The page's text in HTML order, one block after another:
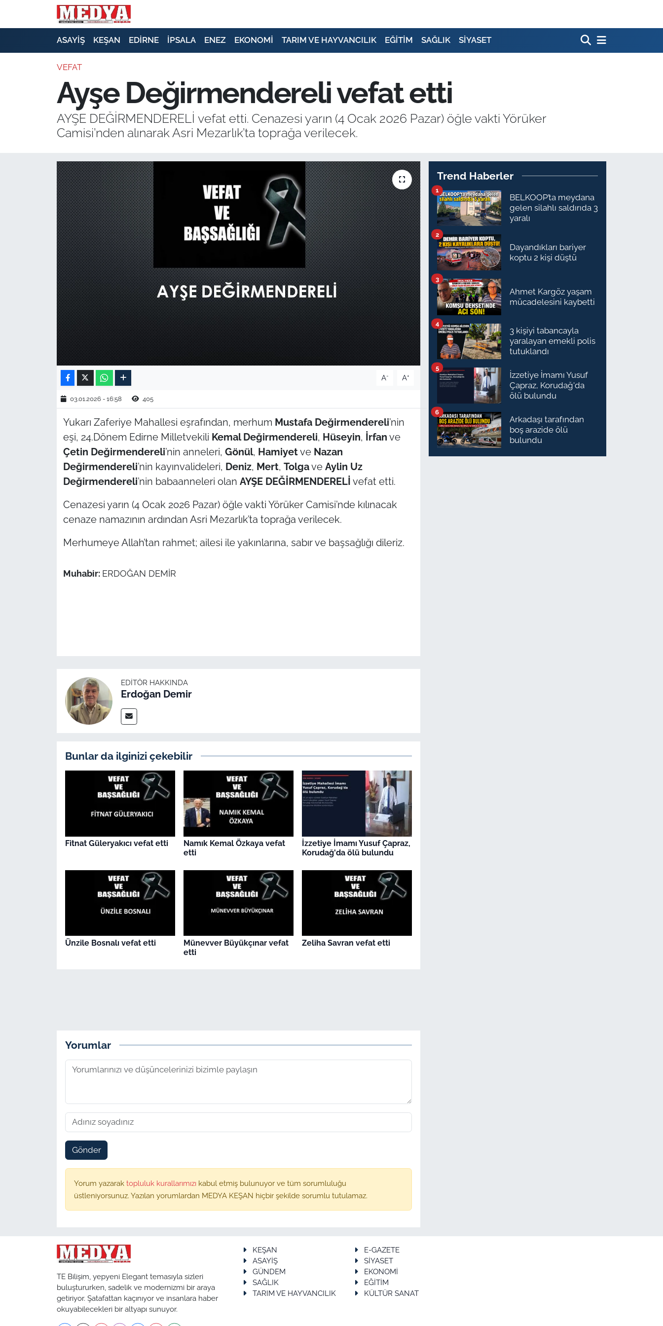
ASAYİŞ KEŞAN EDİRNE İPSALA ENEZ EKONOMİ TARIM VE HAYVANCILIK EĞİTİM SAĞLIK SİYASET
VEFAT
Ayşe Değirmendereli vefat etti
AYŞE DEĞİRMENDERELİ vefat etti. Cenazesi yarın (4 Ocak 2026 Pazar) öğle vakti Yörüker
Camisi’nden alınarak Asri Mezarlık’ta toprağa verilecek.
A- A+
03.01.2026 - 16:58 405
Yukarı Zaferiye Mahallesi eşrafından, merhum Mustafa Değirmendereli’nin
eşi, 24.Dönem Edirne Milletvekili Kemal Değirmendereli, Hüseyin, İrfan ve
Çetin Değirmendereli’nin anneleri, Gönül, Hamiyetve Nazan
Değirmendereli’nin kayınvalideleri, Deniz, Mert, Tolgave Aylin Uz
Değirmendereli’nin babaanneleri olan AYŞE DEĞİRMENDERELİ vefat etti.
Cenazesi yarın (4 Ocak 2026 Pazar) öğle vakti Yörüker Camisi’nde kılınacak
cenaze namazının ardından Asri Mezarlık’ta toprağa verilecek.
Merhumeye Allah’tan rahmet; ailesi ile yakınlarına, sabır ve başsağlığı dileriz.
Muhabir: ERDOĞAN DEMİR
EDITÖR HAKKINDA
Erdoğan Demir
Bunlar da ilginizi çekebilir
Fitnat Güleryakıcı vefat etti
Namık Kemal Özkaya vefat
etti
İzzetiye İmamı Yusuf Çapraz,
Korudağ'da ölü bulundu
Ünzile Bosnalı vefat etti
Münevver Büyükçınar vefat
etti
Zeliha Savran vefat etti
Yorumlar
Gönder
Yorum yazarak topluluk kurallarımızı kabul etmiş bulunuyor ve tüm sorumluluğu
üstleniyorsunuz. Yazılan yorumlardan MEDYA KEŞAN hiçbir şekilde sorumlu tutulamaz.
Trend Haberler
BELKOOP’ta meydana
gelen silahlı saldırıda 3
yaralı
1
Dayandıkları bariyer
koptu 2 kişi düştü
2
Ahmet Kargöz yaşam
mücadelesini kaybetti
3
3 kişiyi tabancayla
yaralayan emekli polis
tutuklandı
4
İzzetiye İmamı Yusuf
Çapraz, Korudağ'da
ölü bulundu
5
Arkadaşı tarafından
boş arazide ölü
bulundu
6
TE Bilişim, yepyeni Elegant temasıyla sizleri
buluştururken, sadelik ve modernizmi bir araya
getiriyor. Şatafattan kaçınıyor ve insanlara haber
okuyabilecekleri bir altyapı sunuyor.
KEŞAN
E-GAZETE
ASAYİŞ
SİYASET
GÜNDEM
EKONOMİ
SAĞLIK
EĞİTİM
TARIM VE HAYVANCILIK
KÜLTÜR SANAT
E-GAZETE
SİYASET
GÜNDEM
EKONOMİ
SAĞLIK
EĞİTİM
TARIM VE HAYVANCILIK
KÜLTÜR SANAT
RESMİ İLAN
EDİRNE
ÇANAKKALE
TÜRKİYE
Bilim Teknoloji
English News
Gündem-Eğitim